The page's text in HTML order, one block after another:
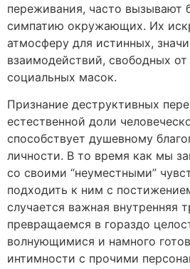
переживания, часто вызывают
симпатию окружающих. Их
атмосферу для истинных,
взаимодействий, свободных
социальных масок.
Признание деструктивных
естественной доли
способствует душевному
личности. В то время как мы
со своими “неуместными”
подходить к ним с
случается важная внутренняя
превращаемся в гораздо
волнующимися и намного
интимности с прочими